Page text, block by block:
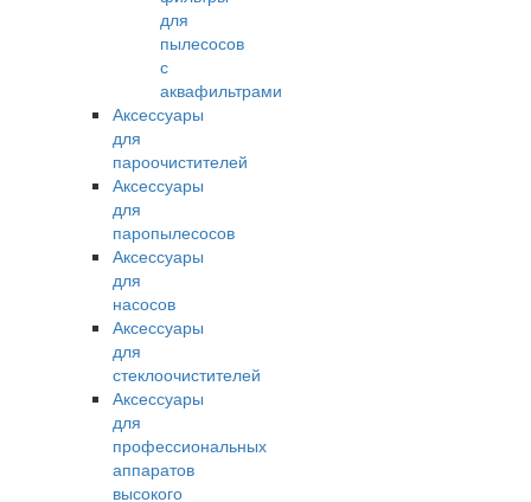
для
пылесосов
с
аквафильтрами
Аксессуары
для
пароочистителей
Аксессуары
для
паропылесосов
Аксессуары
для
насосов
Аксессуары
для
стеклоочистителей
Аксессуары
для
профессиональных
аппаратов
высокого